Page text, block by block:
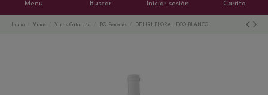
Menu Buscar Iniciar sesión Carrito
Inicio Vinos Vinos Cataluña DO Penedés DELIRI FLORAL ECO BLANCO